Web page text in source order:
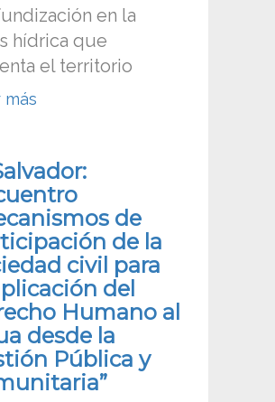
en la
hídrica que
el territorio
más
de
de la
civil para
del
Humano al
desde la
Pública y